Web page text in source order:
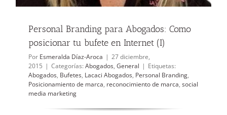
Personal Branding para Abogados: Como
posicionar tu bufete en Internet (I)
Por Esmeralda Díaz-Aroca | 27 diciembre,
2015 | Categorías: Abogados, General | Etiquetas:
Abogados, Bufetes, Lacaci Abogados, Personal Branding,
Posicionamiento de marca, reconocimiento de marca, social
media marketing